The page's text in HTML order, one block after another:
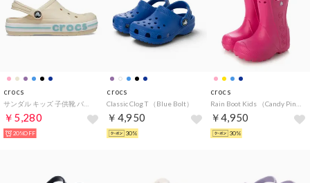
crocs
￥5,280
20%OFF
crocs
Classic Clog T （Blue Bolt）
￥4,950
30%
crocs
￥4,950
30%